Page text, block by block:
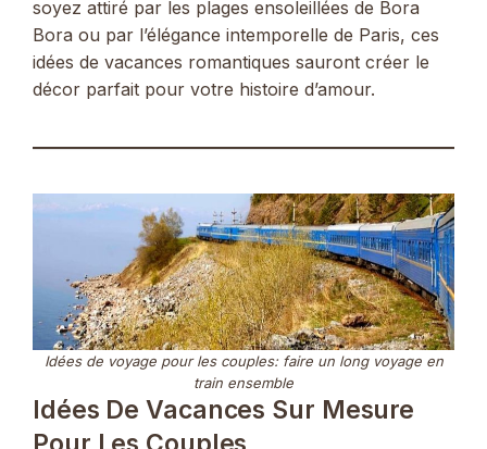
soyez attiré par les plages ensoleillées de Bora
Bora ou par l’élégance intemporelle de Paris, ces
idées de vacances romantiques sauront créer le
décor parfait pour votre histoire d’amour.
Idées de voyage pour les couples: faire un long voyage en
train ensemble
Idées De Vacances Sur Mesure